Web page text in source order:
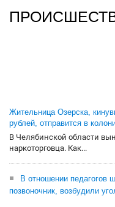
Жительница Озерска,
рублей, отправится в
В Челябинской области
наркоторговца. Как...
В отношении педагогов
позвоночник, возбудили